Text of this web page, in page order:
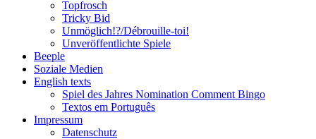
Topfrosch
Tricky Bid
Unmöglich!?/Débrouille-toi!
Unveröffentlichte Spiele
Beeple
Soziale Medien
English texts
Spiel des Jahres Nomination Comment Bingo
Textos em Português
Impressum
Datenschutz